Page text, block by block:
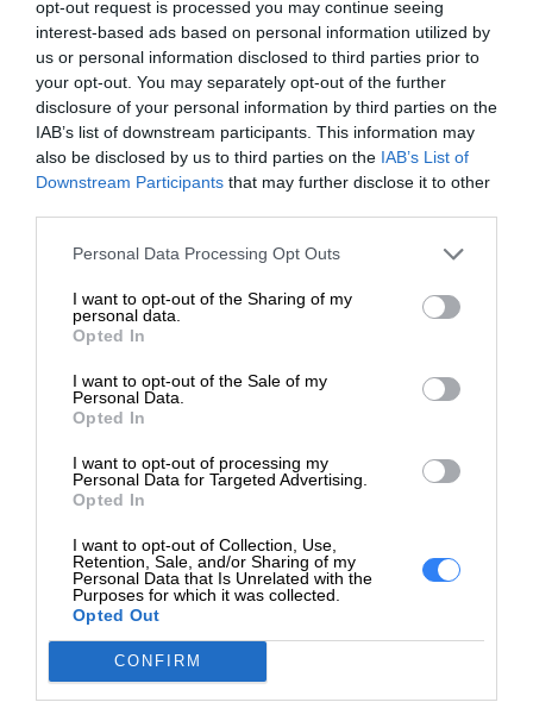
opt-out request is processed you may continue seeing
interest-based ads based on personal information utilized by
us or personal information disclosed to third parties prior to
your opt-out. You may separately opt-out of the further
disclosure of your personal information by third parties on the
IAB’s list of downstream participants. This information may
also be disclosed by us to third parties on the IAB’s List of
Downstream Participants that may further disclose it to other
Personal Data Processing Opt Outs
I want to opt-out of the Sharing of my
personal data.
Opted In
I want to opt-out of the Sale of my
Personal Data.
Opted In
I want to opt-out of processing my
Personal Data for Targeted Advertising.
Opted In
I want to opt-out of Collection, Use,
Retention, Sale, and/or Sharing of my
Personal Data that Is Unrelated with the
Purposes for which it was collected.
Opted Out
CONFIRM
oddzielnych kolorów (czarny, cyjan, magenta, żółty).
Tonery HP są dostępne w różnych pojemnościach, od
standardowych do wysokowydajnych. Wysokowydajne
tonery mogą wydrukować większą ilość stron niż
standardowe, co jest korzystne dla osób, które drukują
dużo dokumentów.
Tonery HP zapewniają wysoką jakość wydruku, oferując
grafiki. Są one opracowane w taki sposób, aby zapewnić
spójność i trwałość wydruków.
Tonery HP są zazwyczaj łatwe w instalacji. Producent
poprawnie zamontować toner w drukarce.
używanie oryginalnych tonerów HP. Oryginalne tonery
są testowane i dostosowane do konkretnych modeli
drukarek, co gwarantuje ich kompatybilność i
niezawodność.
Tonery HP są integralną częścią procesu drukowania w
SPECYFIKACJA
SS600A
Nazwa
Toner HP Samsung CLT-K808S
X4220/4250/4300
Producent
Klasa
produktu
Druk laserowy
Wydajność
(5%
pokrycia)
23000 stron
INFORMACJE HANDLOWE